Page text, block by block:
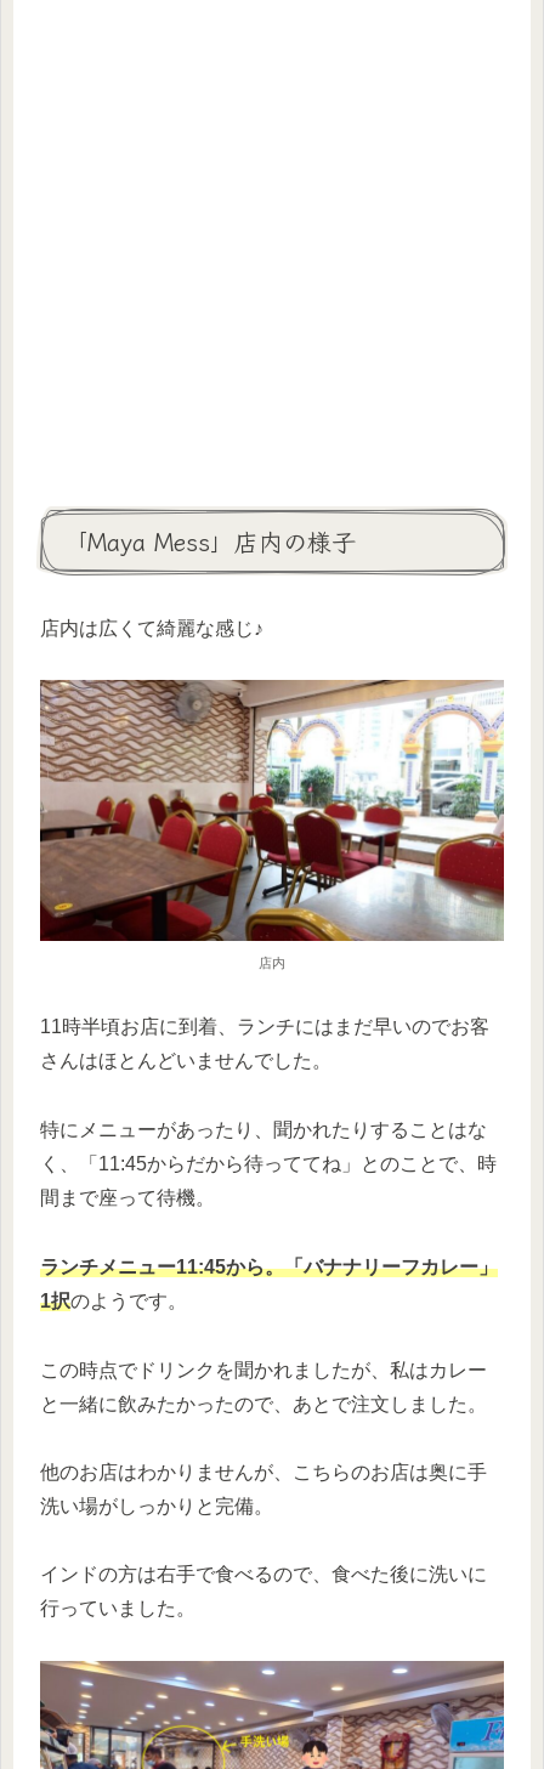
「Maya Mess」店内の様子
店内は広くて綺麗な感じ♪
店内
11時半頃お店に到着、ランチにはまだ早いのでお客
さんはほとんどいませんでした。
特にメニューがあったり、聞かれたりすることはな
く、「11:45からだから待っててね」とのことで、時
間まで座って待機。
ランチメニュー11:45から。「バナナリーフカレー」
1択のようです。
この時点でドリンクを聞かれましたが、私はカレー
と一緒に飲みたかったので、あとで注文しました。
他のお店はわかりませんが、こちらのお店は奥に手
洗い場がしっかりと完備。
インドの方は右手で食べるので、食べた後に洗いに
行っていました。